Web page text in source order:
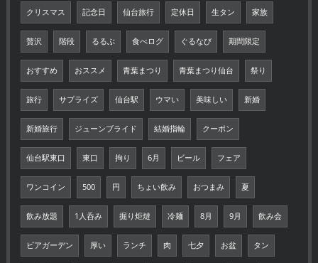
クリスマス 記念日 仙台旅行 定休日 生タン 家族
贅沢 階段 るるぶ 食べログ ぐるなび 期間限定
おすすめ おススメ 青葉まつり 青葉まつり仙台 祭り
旅行 サプライズ 仙台駅 ウマい 美味しい 新婚
新婚旅行 ジューンブライド 結婚指輪 クーポン
仙台駅東口 東口 拘り 6月 ビール フェア
ワンコイン 500 円 ちょい飲み おつまみ 夏
飲み放題 1人呑み 掘り炬燵 冷麺 8月 9月 飲み会
ビアガーデン 厚い ランチ 肉 七夕 お盆 タン